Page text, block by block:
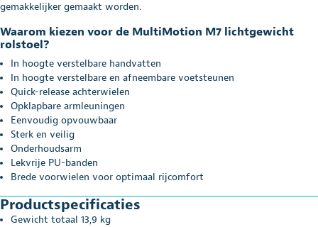
gemakkelijker gemaakt worden.
Waarom kiezen voor de MultiMotion M7 lichtgewicht
rolstoel?
In hoogte verstelbare handvatten
In hoogte verstelbare en afneembare voetsteunen
Quick-release achterwielen
Opklapbare armleuningen
Eenvoudig opvouwbaar
Sterk en veilig
Onderhoudsarm
Lekvrije PU-banden
Brede voorwielen voor optimaal rijcomfort
Productspecificaties
Gewicht totaal 13,9 kg